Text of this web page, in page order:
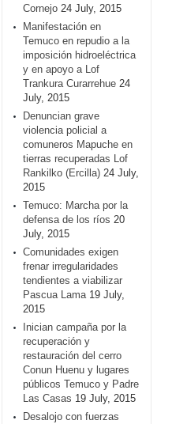
Cornejo 24 July, 2015
Manifestación en
Temuco en repudio a la
imposición hidroeléctrica
y en apoyo a Lof
Trankura Curarrehue 24
July, 2015
Denuncian grave
violencia policial a
comuneros Mapuche en
tierras recuperadas Lof
Rankilko (Ercilla) 24 July,
2015
Temuco: Marcha por la
defensa de los ríos 20
July, 2015
Comunidades exigen
frenar irregularidades
tendientes a viabilizar
Pascua Lama 19 July,
2015
Inician campaña por la
recuperación y
restauración del cerro
Conun Huenu y lugares
públicos Temuco y Padre
Las Casas 19 July, 2015
Desalojo con fuerzas